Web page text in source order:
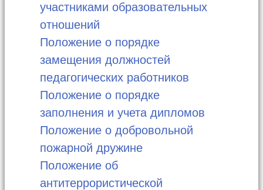
участниками образовательных
отношений
Положение о порядке
замещения должностей
педагогических работников
Положение о порядке
заполнения и учета дипломов
Положение о добровольной
пожарной дружине
Положение об
антитеррористической